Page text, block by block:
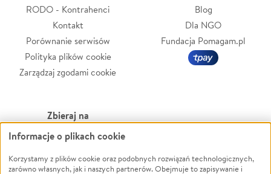
RODO - Kontrahenci
Kontakt
Porównanie serwisów
Polityka plików cookie
Zarządzaj zgodami cookie
Blog
Dla NGO
Fundacja Pomagam.pl
Zbieraj na
Leczenie
Zwierzęta
Powódź
Informacje o plikach cookie
Korzystamy z plików cookie oraz podobnych rozwiązań technologicznych,
zarówno własnych, jak i naszych partnerów. Obejmuje to zapisywanie i